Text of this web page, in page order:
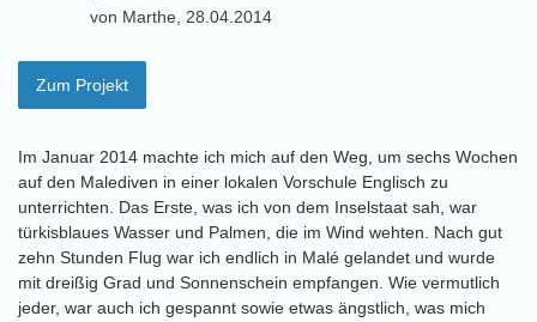
von Marthe, 28.04.2014
Zum Projekt
Im Januar 2014 machte ich mich auf den Weg, um sechs Wochen
auf den Malediven in einer lokalen Vorschule Englisch zu
unterrichten. Das Erste, was ich von dem Inselstaat sah, war
türkisblaues Wasser und Palmen, die im Wind wehten. Nach gut
zehn Stunden Flug war ich endlich in Malé gelandet und wurde
mit dreißig Grad und Sonnenschein empfangen. Wie vermutlich
jeder, war auch ich gespannt sowie etwas ängstlich, was mich